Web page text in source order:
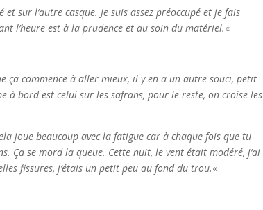
sur l’autre casque. Je suis assez préoccupé et je fais
l’heure est à la prudence et au soin du matériel.«
ça commence à aller mieux, il y en a un autre souci, petit
à bord est celui sur les safrans, pour le reste, on croise les
joue beaucoup avec la fatigue car à chaque fois que tu
Ça se mord la queue. Cette nuit, le vent était modéré, j’ai
fissures, j’étais un petit peu au fond du trou.«